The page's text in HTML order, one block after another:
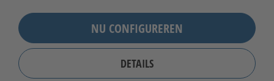
NU CONFIGUREREN
DETAILS